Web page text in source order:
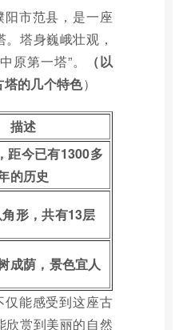
市范县，是一座
塔身巍峨壮观，
原第一塔”。
（以
的几个特色）
描述
距今已有1300多
的历史
形，共有13层
成荫，景色宜人
仅能感受到这座古
欣赏到美丽的自然